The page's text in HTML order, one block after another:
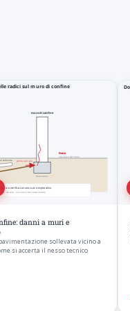
danni a muri e
sollevata vicino a
si accerta il nesso tecnico